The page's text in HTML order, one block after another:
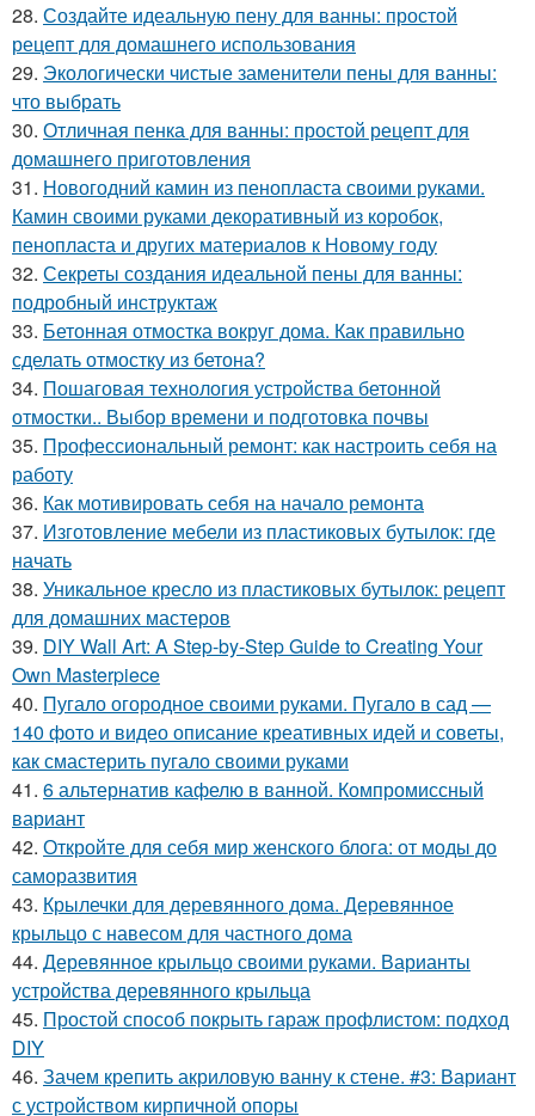
28. Создайте идеальную пену для ванны: простой
рецепт для домашнего использования
29. Экологически чистые заменители пены для ванны:
что выбрать
30. Отличная пенка для ванны: простой рецепт для
домашнего приготовления
31. Новогодний камин из пенопласта своими руками.
Камин своими руками декоративный из коробок,
пенопласта и других материалов к Новому году
32. Секреты создания идеальной пены для ванны:
подробный инструктаж
33. Бетонная отмостка вокруг дома. Как правильно
сделать отмостку из бетона?
34. Пошаговая технология устройства бетонной
отмостки.. Выбор времени и подготовка почвы
35. Профессиональный ремонт: как настроить себя на
работу
36. Как мотивировать себя на начало ремонта
37. Изготовление мебели из пластиковых бутылок: где
начать
38. Уникальное кресло из пластиковых бутылок: рецепт
для домашних мастеров
39. DIY Wall Art: A Step-by-Step Guide to Creating Your
Own Masterpiece
40. Пугало огородное своими руками. Пугало в сад —
140 фото и видео описание креативных идей и советы,
как смастерить пугало своими руками
41. 6 альтернатив кафелю в ванной. Компромиссный
вариант
42. Откройте для себя мир женского блога: от моды до
саморазвития
43. Крылечки для деревянного дома. Деревянное
крыльцо с навесом для частного дома
44. Деревянное крыльцо своими руками. Варианты
устройства деревянного крыльца
45. Простой способ покрыть гараж профлистом: подход
DIY
46. Зачем крепить акриловую ванну к стене. #3: Вариант
с устройством кирпичной опоры